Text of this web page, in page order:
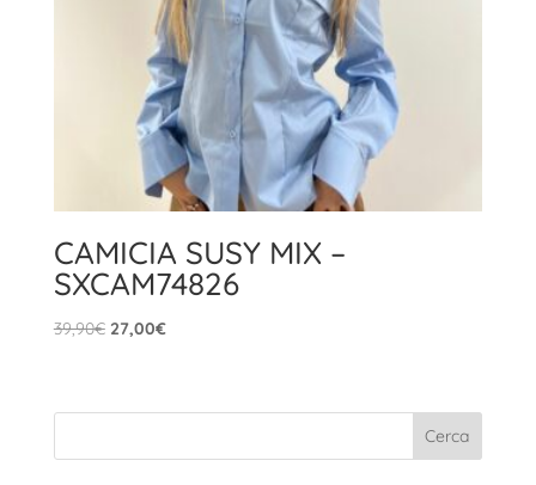
CAMICIA SUSY MIX –
SXCAM74826
39,90€ Il
era:
27,00€Il
è: